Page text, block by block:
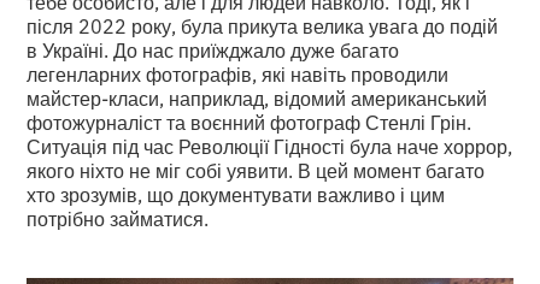
після 2022 року, була прикута велика увага до подій
в Україні. До нас приїжджало дуже багато
легенларних фотографів, які навіть проводили
майстер-класи, наприклад, відомий американський
фотожурналіст та воєнний фотограф Стенлі Грін.
Ситуація під час Революції Гідності була наче хоррор,
якого ніхто не міг собі уявити. В цей момент багато
хто зрозумів, що документувати важливо і цим
потрібно займатися.